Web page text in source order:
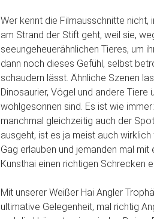
Wer kennt die Filmausschnitte nicht,
am Strand der Stift geht, weil sie,
seeungeheuerähnlichen Tieres, um
dann noch dieses Gefühl, selbst
schaudern lässt. Ähnliche Szenen
Dinosaurier, Vögel und andere Tiere
wohlgesonnen sind. Es ist wie
manchmal gleichzeitig auch der
ausgeht, ist es ja meist auch
Gag erlauben und jemanden mal
Kunsthai einen richtigen Schrecken
Mit unserer Weißer Hai Angler
ultimative Gelegenheit, mal richtig